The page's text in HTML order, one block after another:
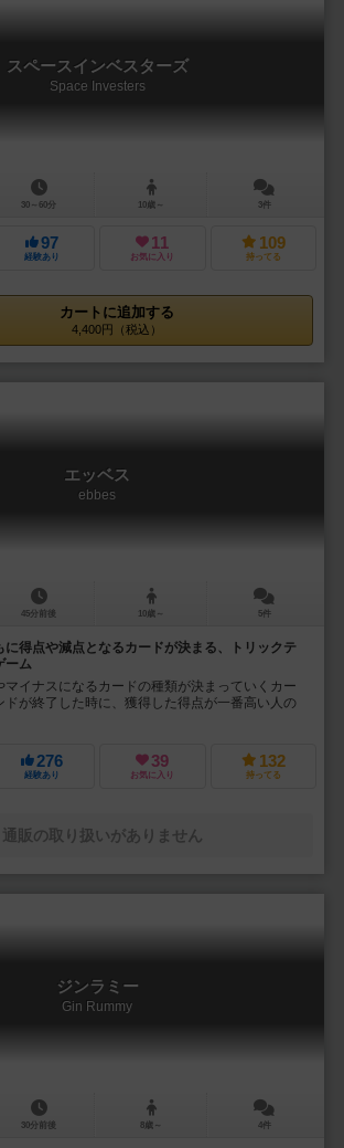
スペースインベスターズ
Space Investers
30～60分 10歳～ 3件
97
経験あり
11
お気に入り
109
持ってる
カートに追加する
4,400円（税込）
エッベス
ebbes
45分前後 10歳～ 5件
に得点や減点となるカードが決まる、トリックテ
ーム
マイナスになるカードの種類が決まっていくカー
ドが終了した時に、獲得した得点が一番高い人の
276
経験あり
39
お気に入り
132
持ってる
通販の取り扱いがありません
ジンラミー
Gin Rummy
30分前後 8歳～ 4件